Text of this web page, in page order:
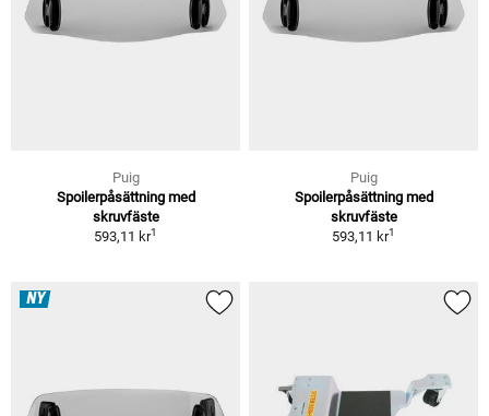
Puig
Spoilerpåsättning med
skruvfäste
593,11 kr1
Puig
Spoilerpåsättning med
skruvfäste
593,11 kr1
NY